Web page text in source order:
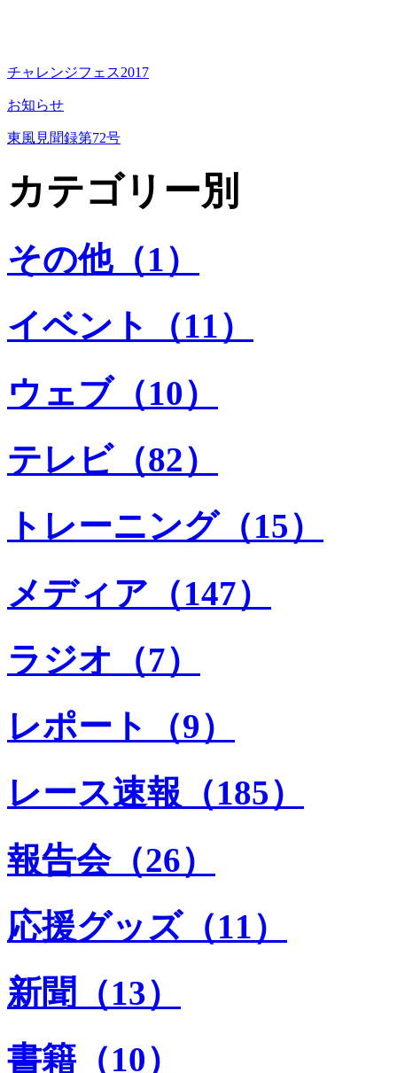
チャレンジフェス2017
お知らせ
東風見聞録第72号
カテゴリー別
その他（1）
イベント（11）
ウェブ（10）
テレビ（82）
トレーニング（15）
メディア（147）
ラジオ（7）
レポート（9）
レース速報（185）
報告会（26）
応援グッズ（11）
新聞（13）
書籍（10）